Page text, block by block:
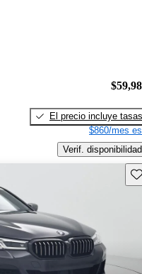
El precio incluye tasas
$860/mes
Verif. disponibilidad